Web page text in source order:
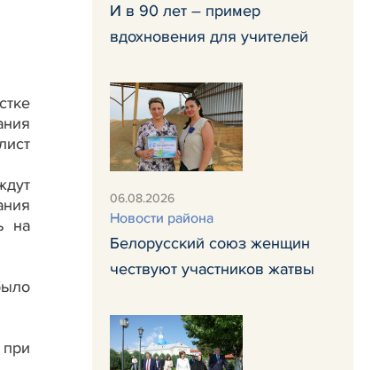
на
И в 90 лет – пример
вдохновения для учителей
06.08.2026
Новости района
Белорусский союз женщин
чествуют участников жатвы